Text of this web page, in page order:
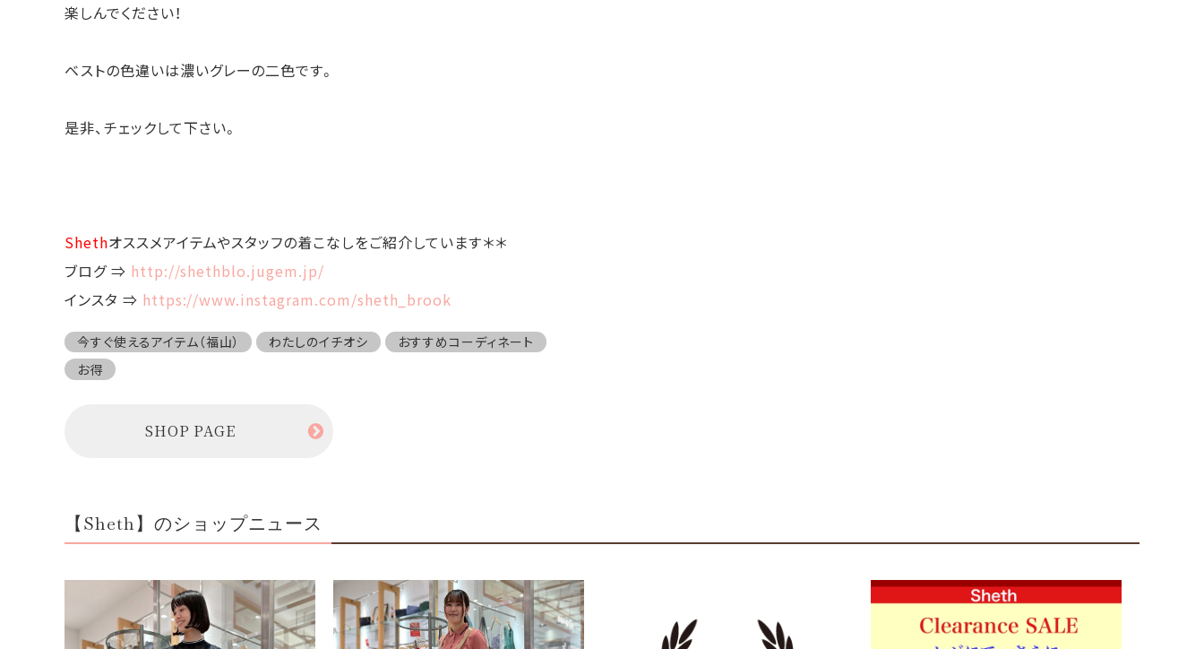
楽しんでください！
ベストの色違いは濃いグレーの二色です。
是非、チェックして下さい。
Shethオススメアイテムやスタッフの着こなしをご紹介しています＊＊
ブログ ⇒ http://shethblo.jugem.jp/
インスタ ⇒ https://www.instagram.com/sheth_brook
今すぐ使えるアイテム（福山） わたしのイチオシ
おすすめコーディネート
お得
SHOP PAGE
【Sheth】のショップニュース